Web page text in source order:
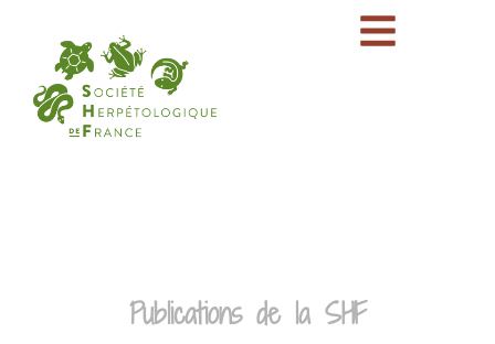
Publications de la SHF